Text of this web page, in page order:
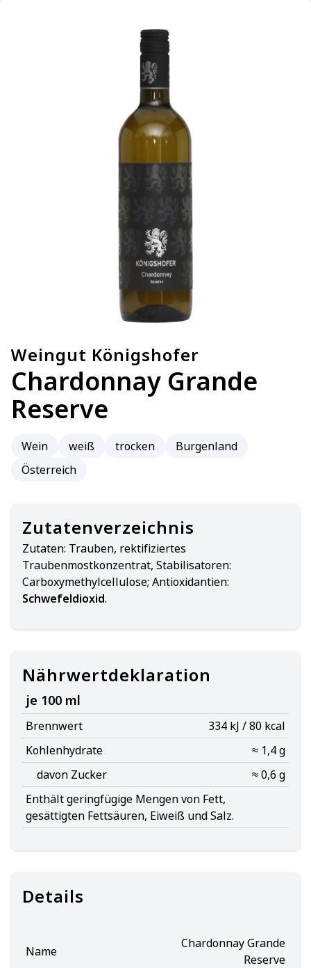
Weingut Königshofer
Chardonnay Grande
Reserve
Wein weiß trocken
Burgenland
Österreich
Zutatenverzeichnis
Zutaten: Trauben, rektifiziertes
Traubenmostkonzentrat, Stabilisatoren:
Carboxymethylcellulose; Antioxidantien:
Schwefeldioxid.
Nährwertdeklaration
je 100 ml
Brennwert
334 kJ / 80 kcal
Kohlenhydrate
≈ 1,4 g
davon Zucker
≈ 0,6 g
Enthält geringfügige Mengen von Fett,
gesättigten Fettsäuren, Eiweiß und Salz.
Details
Name
Chardonnay Grande
Reserve